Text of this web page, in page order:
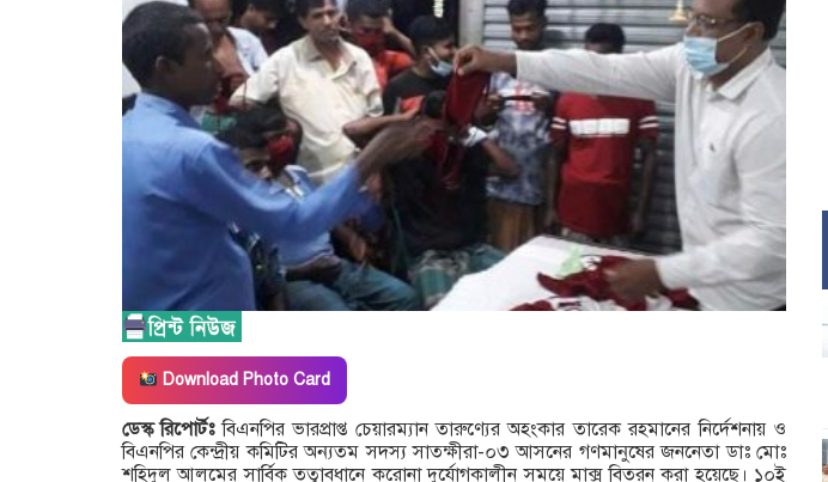
Download Photo Card
ডেস্ক রিপোর্টঃবিএনপির ভারপ্রাপ্ত চেয়ারম্যান তারুণ্যের অহংকার তারেক রহমানের নির্দেশনায় ও
বিএনপির কেন্দ্রীয় কমিটির অন্যতম সদস্য সাতক্ষীরা-০৩ আসনের গণমানুষের জননেতা ডাঃ মোঃ
শহিদুল আলমের সার্বিক তত্বাবধানে করোনা দুর্যোগকালীন সময়ে মাক্স বিতরন করা হয়েছে। ১০ই